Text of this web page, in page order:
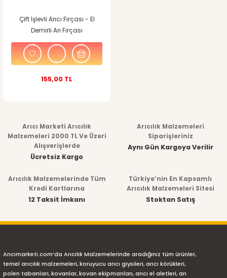
Çift İşlevli Arıcı Fırçası - El
Demirli Arı Fırçası
155,00 TL
Arıcı Marketi Arıcılık
Malzemeleri 2000 TL Ve Üzeri
Alışverişlerde
Ücretsiz Kargo
Arıcılık Malzemeleri
Siparişleriniz
Aynı Gün Kargoya Verilir
Arıcılık Malzemelerinde Tüm
Kredi Kartlarına
12 Taksit İmkanı
Türkiye’nin En Kapsamlı
Arıcılık Malzemeleri Sitesi
Stoktan Satış
Arıcımarketi.com’da Arıcılık Malzemelerinde aradığınız tüm ürünler,
temel arıcılık malzemeleri, koruyucu arıcı giysileri, arıcı körükleri,
polen tabanları, kovanlar, kovan ekipmanları, arıcı el aletleri, arı